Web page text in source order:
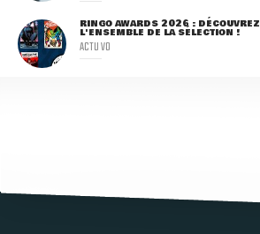
RINGO AWARDS 2026 : DÉCOUVREZ
L'ENSEMBLE DE LA SÉLECTION !
ACTU VO